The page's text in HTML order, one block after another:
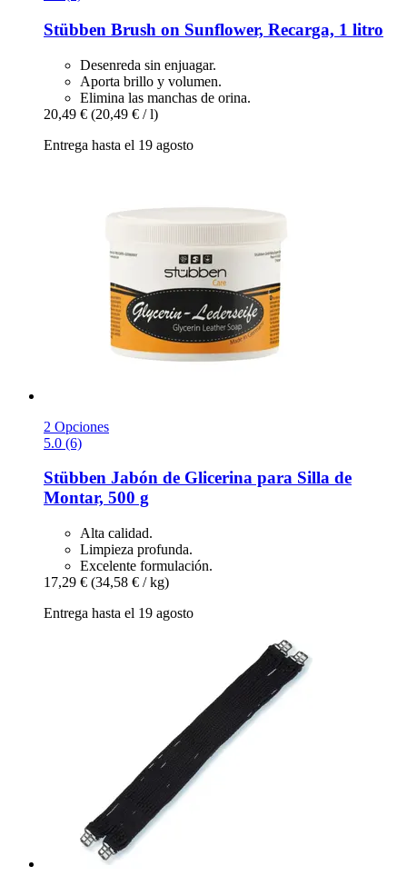
Stübben Brush on Sunflower, Recarga, 1 litro
Desenreda sin enjuagar.
Aporta brillo y volumen.
Elimina las manchas de orina.
20,49 € (20,49 € / l)
Entrega hasta el 19 agosto
2 Opciones
5.0 (6)
Stübben Jabón de Glicerina para Silla de
Montar, 500 g
Alta calidad.
Limpieza profunda.
Excelente formulación.
17,29 € (34,58 € / kg)
Entrega hasta el 19 agosto